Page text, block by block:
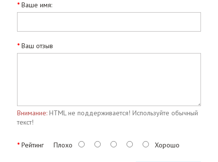
Ваше имя:
Ваш отзыв
Внимание: HTML не поддерживается! Используйте обычный
текст!
Рейтинг Плохо Хорошо